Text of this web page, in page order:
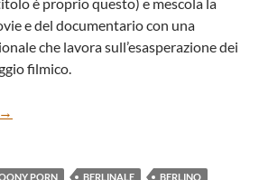
e del documentario con una
che lavora sull’esasperazione dei
filmico.
“BAD LUCK BANGING OR LOONY
→
PORN BERLINALE BERLINO